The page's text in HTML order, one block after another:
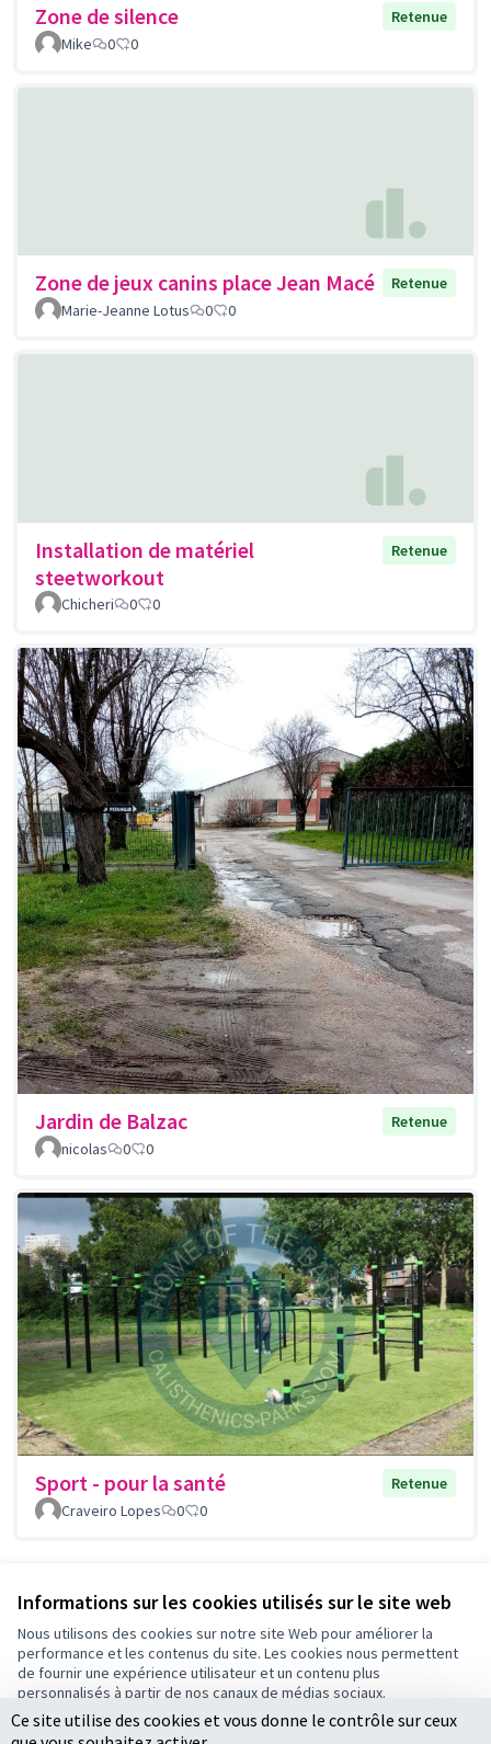
Informations sur les cookies utilisés sur le site web
Nous utilisons des cookies sur notre site Web pour améliorer la
performance et les contenus du site. Les cookies nous permettent
de fournir une expérience utilisateur et un contenu plus
personnalisés à partir de nos canaux de médias sociaux.
Tout accepter
Zone de silence
Retenue
Mike
0 0
Zone de jeux canins place Jean Macé
Retenue
Marie-Jeanne Lotus
0 0
Installation de matériel
steetworkout
Retenue
Chicheri 0 0
Jardin de Balzac
Retenue
nicolas
0 0
Sport - pour la santé
Retenue
Craveiro Lopes
0 0
Conditions d'utilisation
Paramètres des cookies
Ce site utilise des cookies et vous donne le contrôle sur ceux